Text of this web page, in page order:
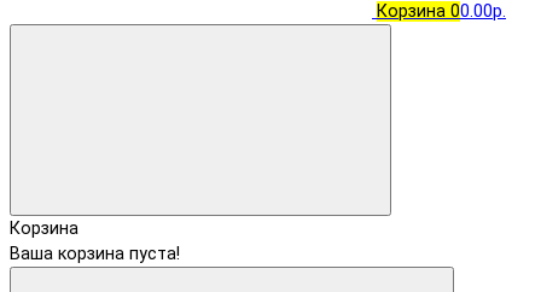
Корзина 00.00р.
Корзина
Ваша корзина пуста!